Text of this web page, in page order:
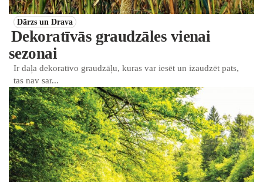
Dārzs un Drava
Dekoratīvās graudzāles vienai
sezonai
Ir daļa dekoratīvo graudzāļu, kuras var iesēt un izaudzēt pats,
tas nav sar...